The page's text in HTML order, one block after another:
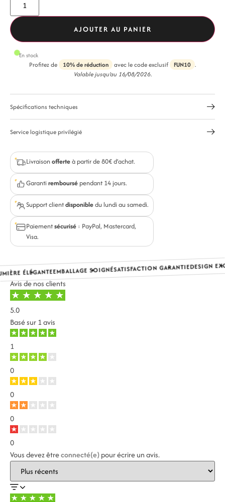
AJOUTER AU PANIER
En stock
Profitez de 10% de réduction avec le code exclusif FUN10 .
Valable jusqu’au 16/08/2026.
Spécifications techniques
Service logistique privilégié
Livraisonofferteà partir de 80€ d’achat.
Garanti remboursépendant 14 jours.
Support clientdisponibledu lundi au samedi.
Paiementsécurisé: PayPal, Mastercard,
Visa.
ÉLÉGANTEEMBALLAGE SOIGNÉSATISFACTION GARANTIEDESIGN
Avis de nos clients
5.0
Basé sur1 avis
1
0
0
0
0
Vous devez êtreconnecté(e)pour écrire un avis.